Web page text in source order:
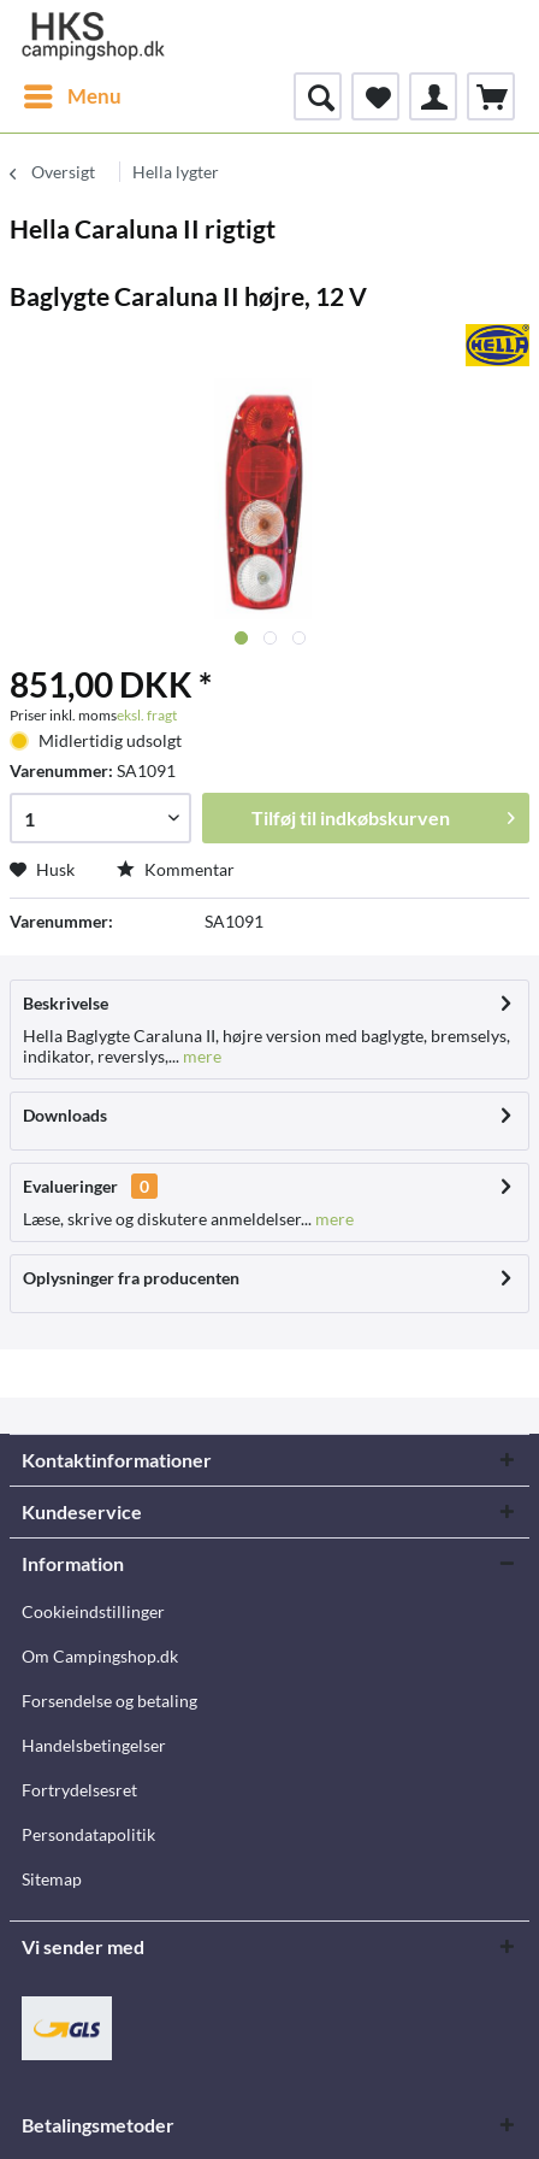
Menu
Oversigt Hella lygter
Hella Caraluna II rigtigt
Baglygte Caraluna II højre, 12 V
851,00 DKK *
Priser inkl. momseksl. fragt
Midlertidig udsolgt
Varenummer: SA1091
Tilføj til indkøbskurven
Husk Kommentar
Varenummer: SA1091
Beskrivelse
Hella Baglygte Caraluna II, højre version med baglygte, bremselys,
indikator, reverslys,... mere
Downloads
Evalueringer
0
Læse, skrive og diskutere anmeldelser... mere
Oplysninger fra producenten
Kontaktinformationer
Kundeservice
Information
Cookieindstillinger
Om Campingshop.dk
Forsendelse og betaling
Handelsbetingelser
Fortrydelsesret
Persondatapolitik
Sitemap
Vi sender med
Betalingsmetoder